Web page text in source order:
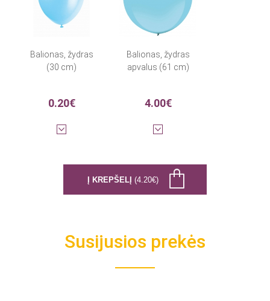
Balionas, žydras
(30 cm)
0.20€
Balionas, žydras
apvalus (61 cm)
4.00€
Į KREPŠELĮ (4.20€)
Susijusios prekės